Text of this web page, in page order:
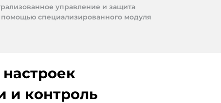
управление и защита
специализированного модуля
и контроль